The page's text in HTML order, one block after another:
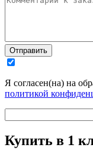
Отправить
Я согласен(на) на
политикой
Купить в 1